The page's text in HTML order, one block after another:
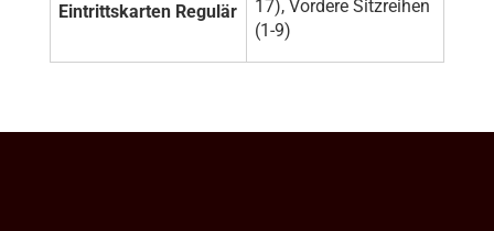
Eintrittskarten Regulär
17), Vordere Sitzreihen
(1-9)